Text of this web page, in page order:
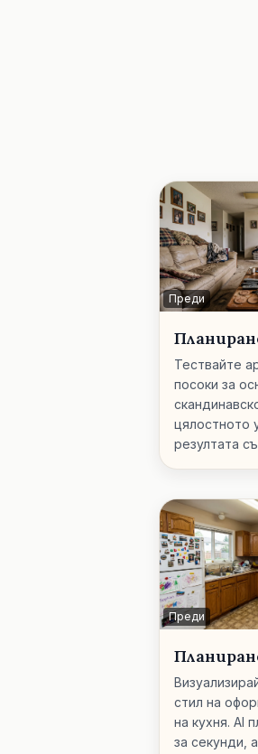
Преди
Тествайте
посоки за
цялостното
резултата
Преди
стил на
на кухня. AI
за секунди,